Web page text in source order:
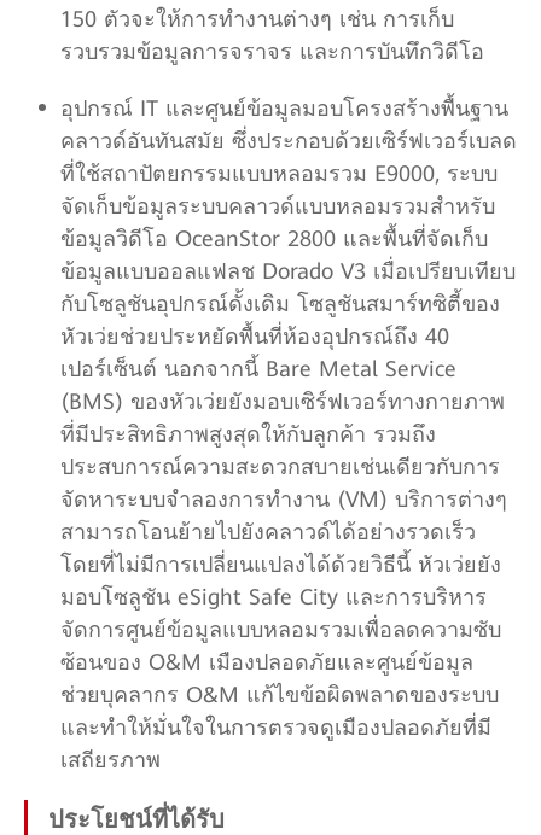
150 ตัวจะให้การทำงานต่างๆ เช่น การเก็บ
รวบรวมข้อมูลการจราจร และการบันทึกวิดีโอ
อุปกรณ์ IT และศูนย์ข้อมูลมอบโครงสร้างพื้นฐาน
คลาวด์อันทันสมัย ซึ่งประกอบด้วยเซิร์ฟเวอร์เบลด
ที่ใช้สถาปัตยกรรมแบบหลอมรวม E9000, ระบบ
จัดเก็บข้อมูลระบบคลาวด์แบบหลอมรวมสำหรับ
ข้อมูลวิดีโอ OceanStor 2800 และพื้นที่จัดเก็บ
ข้อมูลแบบออลแฟลช Dorado V3 เมื่อเปรียบเทียบ
กับโซลูชันอุปกรณ์ดั้งเดิม โซลูชันสมาร์ทซิตี้ของ
หัวเว่ยช่วยประหยัดพื้นที่ห้องอุปกรณ์ถึง 40
เปอร์เซ็นต์ นอกจากนี้ Bare Metal Service
(BMS) ของหัวเว่ยยังมอบเซิร์ฟเวอร์ทางกายภาพ
ที่มีประสิทธิภาพสูงสุดให้กับลูกค้า รวมถึง
ประสบการณ์ความสะดวกสบายเช่นเดียวกับการ
จัดหาระบบจำลองการทำงาน (VM) บริการต่างๆ
สามารถโอนย้ายไปยังคลาวด์ได้อย่างรวดเร็ว
โดยที่ไม่มีการเปลี่ยนแปลงได้ด้วยวิธีนี้ หัวเว่ยยัง
มอบโซลูชัน eSight Safe City และการบริหาร
จัดการศูนย์ข้อมูลแบบหลอมรวมเพื่อลดความซับ
ซ้อนของ O&M เมืองปลอดภัยและศูนย์ข้อมูล
ช่วยบุคลากร O&M แก้ไขข้อผิดพลาดของระบบ
และทำให้มั่นใจในการตรวจดูเมืองปลอดภัยที่มี
เสถียรภาพ
ประโยชน์ที่ได้รับ